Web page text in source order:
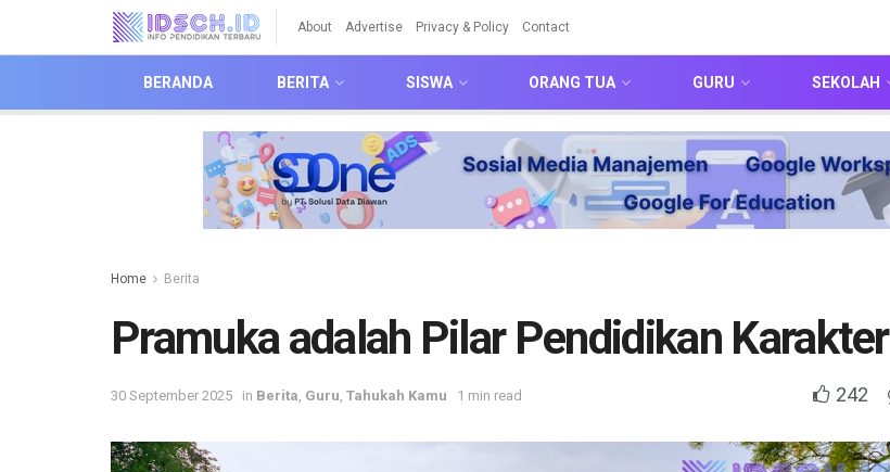
About Advertise Privacy & Policy Contact
BERANDA BERITA SISWA ORANG TUA GURU SEKOLAH
Home Berita
Pramuka adalah Pilar Pendidikan Karakter
30 September 2025 in Berita Guru Tahukah Kamu 1 min read 242